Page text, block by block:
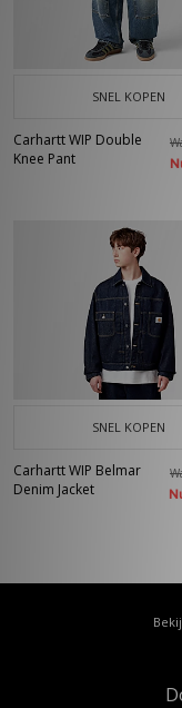
SNEL KOPEN
Carhartt WIP Double
Knee Pant
SNEL KOPEN
Carhartt WIP Belmar
Denim Jacket